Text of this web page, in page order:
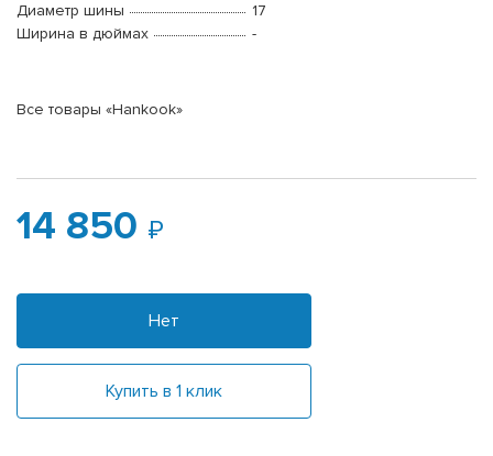
Диаметр шины
17
Ширина в дюймах
-
Все товары «Hankook»
14 850
Нет
Купить в 1 клик